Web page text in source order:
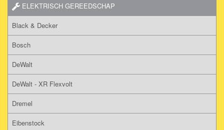
ELEKTRISCH GEREEDSCHAP
Black & Decker
Bosch
DeWalt
DeWalt - XR Flexvolt
Dremel
Eibenstock